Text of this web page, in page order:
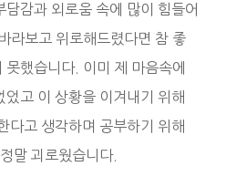
담감과 외로움 속에 많이 힘들어
라보고 위로해드렸다면 참 좋
했습니다. 이미 제 마음속에
고 이 상황을 이겨내기 위해
다고 생각하며 공부하기 위해
말 괴로웠습니다.